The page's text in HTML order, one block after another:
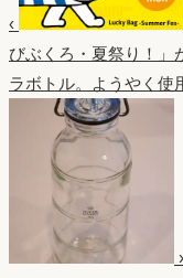
‹
びぶくろ・夏祭り！」
ラボトル。ようやく使
›